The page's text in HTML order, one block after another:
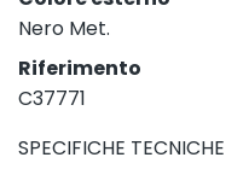
Nero Met.
Riferimento
C37771
SPECIFICHE TECNICHE